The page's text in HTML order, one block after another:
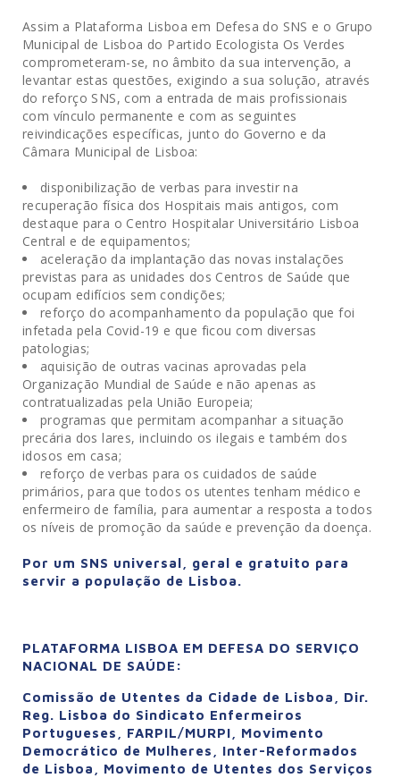
Assim a Plataforma Lisboa em Defesa do SNS e o Grupo
Municipal de Lisboa do Partido Ecologista Os Verdes
comprometeram-se, no âmbito da sua intervenção, a
levantar estas questões, exigindo a sua solução, através
do reforço SNS, com a entrada de mais profissionais
com vínculo permanente e com as seguintes
reivindicações específicas, junto do Governo e da
Câmara Municipal de Lisboa:
disponibilização de verbas para investir na
recuperação física dos Hospitais mais antigos, com
destaque para o Centro Hospitalar Universitário Lisboa
Central e de equipamentos;
aceleração da implantação das novas instalações
previstas para as unidades dos Centros de Saúde que
ocupam edifícios sem condições;
reforço do acompanhamento da população que foi
infetada pela Covid-19 e que ficou com diversas
patologias;
aquisição de outras vacinas aprovadas pela
Organização Mundial de Saúde e não apenas as
contratualizadas pela União Europeia;
programas que permitam acompanhar a situação
precária dos lares, incluindo os ilegais e também dos
idosos em casa;
reforço de verbas para os cuidados de saúde
primários, para que todos os utentes tenham médico e
enfermeiro de família, para aumentar a resposta a todos
os níveis de promoção da saúde e prevenção da doença.
Por um SNS universal, geral e gratuito para
servir a população de Lisboa.
PLATAFORMA LISBOA EM DEFESA DO SERVIÇO
NACIONAL DE SAÚDE:
Comissão de Utentes da Cidade de Lisboa, Dir.
Reg. Lisboa do Sindicato Enfermeiros
Portugueses, FARPIL/MURPI, Movimento
Democrático de Mulheres, Inter-Reformados
de Lisboa, Movimento de Utentes dos Serviços